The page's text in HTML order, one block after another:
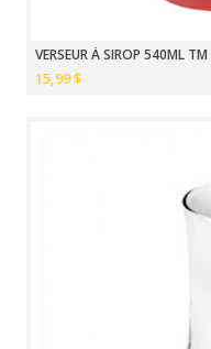
VERSEUR À SIROP 540ML TM
15,99 $